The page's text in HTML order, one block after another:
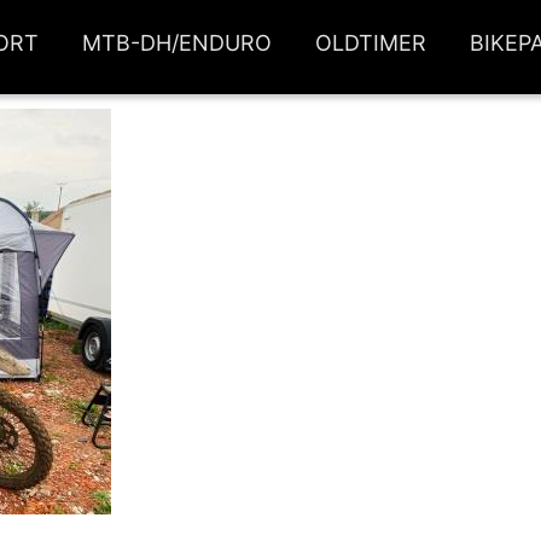
MTB-DH/ENDURO OLDTIMER